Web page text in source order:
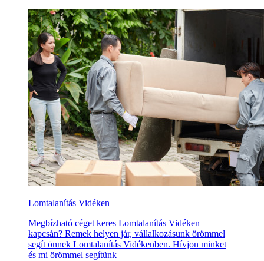
Lomtalanítás Vidéken
Megbízható céget keres Lomtalanítás Vidéken
kapcsán? Remek helyen jár, vállalkozásunk örömmel
segít önnek Lomtalanítás Vidékenben. Hívjon minket
és mi örömmel segítünk